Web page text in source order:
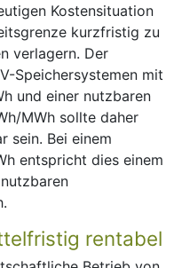
Kostensituation
kurzfristig zu
verlagern. Der
Speichersystemen mit
und einer nutzbaren
MWh sollte daher
sein. Bei einem
entspricht dies einem
rentabel